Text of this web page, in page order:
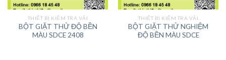
THIẾT BỊ KIỂM TRA VẢI
BỘT GIẶT THỬ ĐỘ BỀN
MÀU SDCE 2408
THIẾT BỊ KIỂM TRA VẢI
BỘT GIẶT THỬ NGHIỆM
ĐỘ BỀN MÀU SDCE